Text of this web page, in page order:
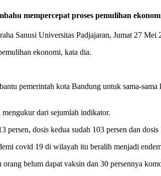
mempercepat proses pemulihan
Sanusi Universitas Padjajaran, Jumat 27 Mei
ekonomi, kata dia.
pemerintah kota Bandung untuk sama-
dari sejumlah indikator.
dosis kedua sudah 103 persen dan
covid 19 di wilayah itu beralih menjadi
belum dapat vaksin dan 30 persennya